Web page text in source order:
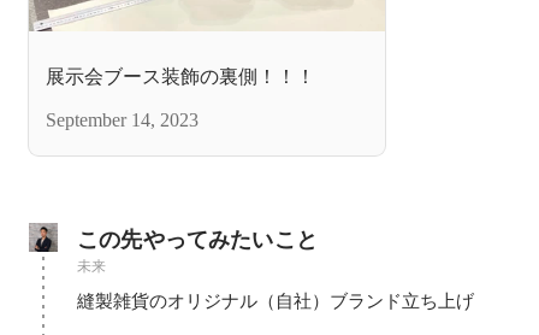
展示会ブース装飾の裏側！！！
September 14, 2023
この先やってみたいこと
未来
縫製雑貨のオリジナル（自社）ブランド立ち上げ